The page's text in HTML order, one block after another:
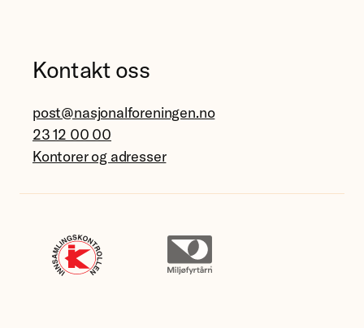
Kontakt oss
post@nasjonalforeningen.no
23 12 00 00
Kontorer og adresser